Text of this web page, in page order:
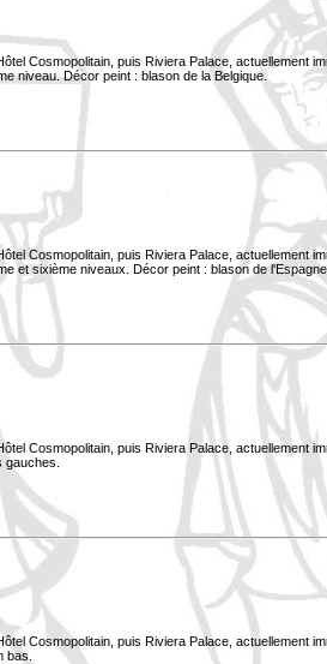
Cosmopolitain, puis Riviera Palace, actuellement
niveau. Décor peint : blason de la Belgique.
Cosmopolitain, puis Riviera Palace, actuellement
et sixième niveaux. Décor peint : blason de
Cosmopolitain, puis Riviera Palace, actuellement
Cosmopolitain, puis Riviera Palace, actuellement
bas.